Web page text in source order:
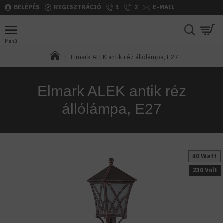
BELÉPÉS REGISZTRÁCIÓ 1 2 E-MAIL
Elmark ALEK antik réz állólámpa, E27
Elmark ALEK antik réz
állólámpa, E27
40 Watt
230 Volt